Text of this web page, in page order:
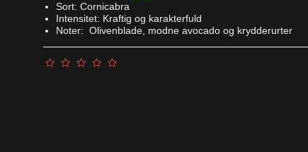
Sort: Cornicabra
Intensitet: Kraftig og karakterfuld
Noter: Olivenblade, modne avocado og krydderurter